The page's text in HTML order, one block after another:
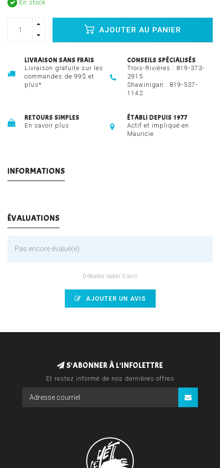
En stock
AJOUTER AU PANIER
LIVRAISON SANS FRAIS
Livraison gratuite sur les
commandes de 99$ et
plus*
CONSEILS SPÉCIALISÉS
Trois-Rivières : 819-373-
2915
Shawinigan : 819-537-
1142
RETOURS SIMPLES
En savoir plus
ÉTABLI DEPUIS 1977
Actif et impliqué en
Mauricie
INFORMATIONS
ÉVALUATIONS
Pas encore évalué(e)
0 étoiles selon 0 avis
AJOUTER UN AVIS
S'ABONNER À L'INFOLETTRE
Et restez informé de nos dernières offres